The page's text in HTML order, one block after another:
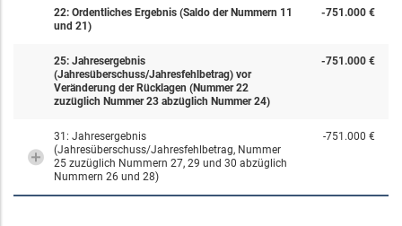
22: Ordentliches Ergebnis (Saldo der Nummern 11
und 21)
-751.000 €
25: Jahresergebnis
(Jahresüberschuss/Jahresfehlbetrag) vor
Veränderung der Rücklagen (Nummer 22
zuzüglich Nummer 23 abzüglich Nummer 24)
-751.000 €
31: Jahresergebnis
(Jahresüberschuss/Jahresfehlbetrag, Nummer
25 zuzüglich Nummern 27, 29 und 30 abzüglich
Nummern 26 und 28)
-751.000 €